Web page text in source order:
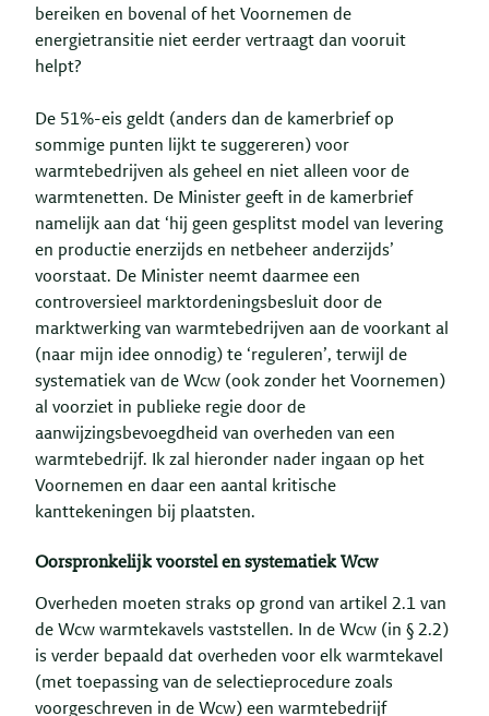
bereiken en bovenal of het Voornemen de
energietransitie niet eerder vertraagt dan vooruit
helpt?
De 51%-eis geldt (anders dan de kamerbrief op
sommige punten lijkt te suggereren) voor
warmtebedrijven als geheel en niet alleen voor de
warmtenetten. De Minister geeft in de kamerbrief
namelijk aan dat ‘hij geen gesplitst model van levering
en productie enerzijds en netbeheer anderzijds’
voorstaat. De Minister neemt daarmee een
controversieel marktordeningsbesluit door de
marktwerking van warmtebedrijven aan de voorkant al
(naar mijn idee onnodig) te ‘reguleren’, terwijl de
systematiek van de Wcw (ook zonder het Voornemen)
al voorziet in publieke regie door de
aanwijzingsbevoegdheid van overheden van een
warmtebedrijf. Ik zal hieronder nader ingaan op het
Voornemen en daar een aantal kritische
kanttekeningen bij plaatsten.
Oorspronkelijk voorstel en systematiek Wcw
Overheden moeten straks op grond van artikel 2.1 van
de Wcw warmtekavels vaststellen. In de Wcw (in § 2.2)
is verder bepaald dat overheden voor elk warmtekavel
(met toepassing van de selectieprocedure zoals
voorgeschreven in de Wcw) een warmtebedrijf